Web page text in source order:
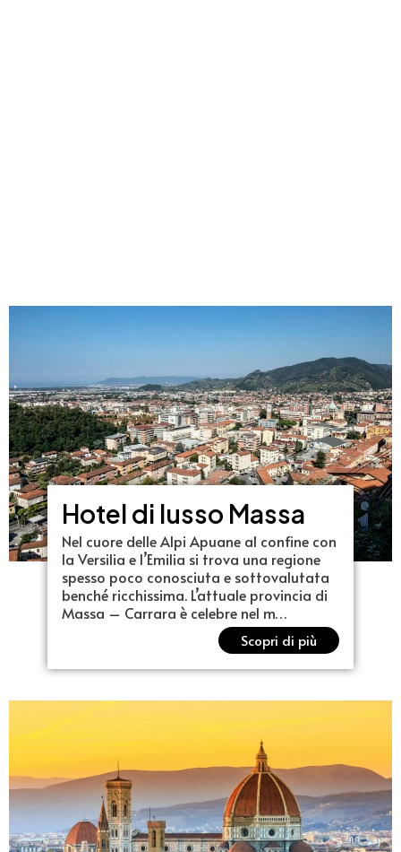
Hotel di lusso Massa
Nel cuore delle Alpi Apuane al confine con
la Versilia e l’Emilia si trova una regione
spesso poco conosciuta e sottovalutata
benché ricchissima. L’attuale provincia di
Massa – Carrara è celebre nel m…
Scopri di più